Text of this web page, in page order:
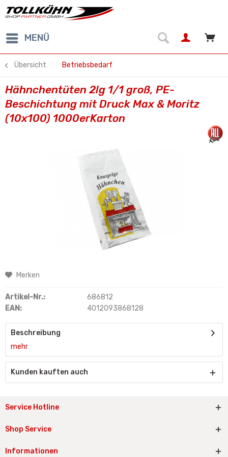
MENÜ
Übersicht Betriebsbedarf
Hähnchentüten 2lg 1/1 groß, PE-
Beschichtung mit Druck Max & Moritz
(10x100) 1000erKarton
Merken
Artikel-Nr.:
686812
EAN:
4012093868128
Beschreibung
mehr
Kunden kauften auch
Service Hotline
Shop Service
Informationen